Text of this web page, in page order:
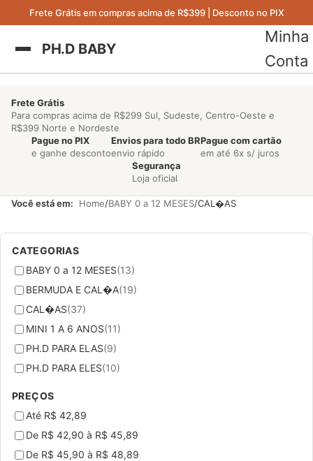
Frete Grátis em compras acima de R$399 | Desconto no PIX
PH.D BABY
Minha
Conta
Frete Grátis
Para compras acima de R$299 Sul, Sudeste, Centro-Oeste e
R$399 Norte e Nordeste
Pague no PIX
e ganhe desconto
Envios para todo BR
envio rápido
Pague com cartão
em até 6x s/ juros
Segurança
Loja oficial
Você está em: Home BABY 0 a 12 MESES CAL�AS
CATEGORIAS
BABY 0 a 12 MESES(13)
BERMUDA E CAL�A(19)
CAL�AS(37)
MINI 1 A 6 ANOS(11)
PH.D PARA ELAS(9)
PH.D PARA ELES(10)
PREÇOS
Até R$ 42,89
De R$ 42,90 à R$ 45,89
De R$ 45,90 à R$ 48,89